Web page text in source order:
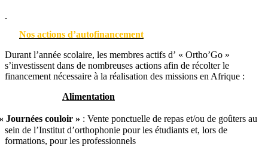
Nos actions d’autofinancement
Durant l’année scolaire, les membres actifs d’ « Ortho’Go »
s’investissent dans de nombreuses actions afin de récolter le
financement nécessaire à la réalisation des missions en Afrique :
Alimentation
Journées couloir » : Vente ponctuelle de repas et/ou de goûters au
sein de l’Institut d’orthophonie pour les étudiants et, lors de
formations, pour les professionnels